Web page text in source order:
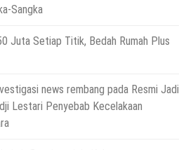
Sangka
Juta Setiap Titik, Bedah Rumah Plus
news rembang pada Resmi Jadi
Lestari Penyebab Kecelakaan